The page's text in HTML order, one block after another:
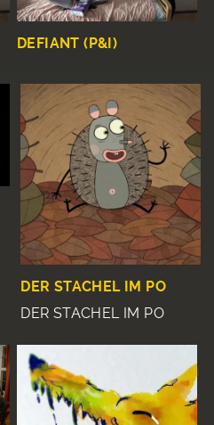
DEFIANT (P&I)
DER STACHEL IM PO
DER STACHEL IM PO